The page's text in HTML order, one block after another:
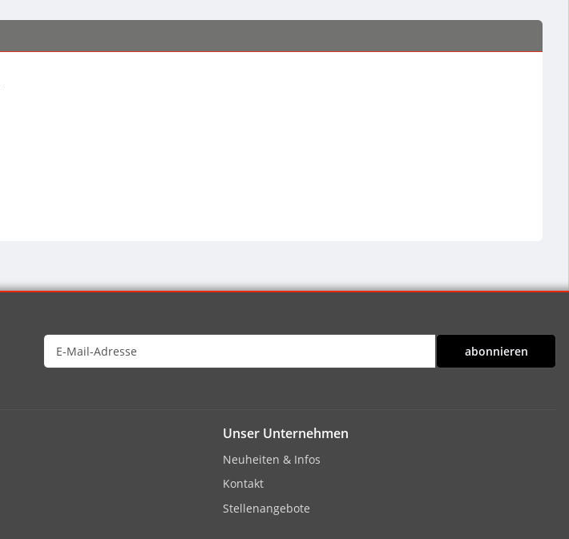
abonnieren
Unser Unternehmen
Neuheiten & Infos
Kontakt
Stellenangebote